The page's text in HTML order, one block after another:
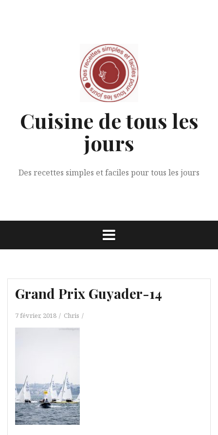
Cuisine de tous les
jours
Des recettes simples et faciles pour tous les jours
Grand Prix Guyader-14
7 février, 2018 Chris